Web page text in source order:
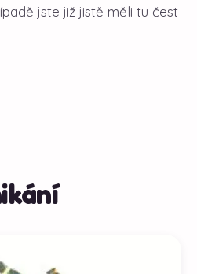
jste již jistě měli tu čest